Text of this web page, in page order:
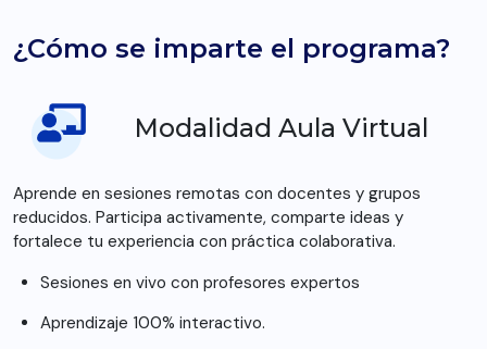
¿Cómo se imparte el programa?
Modalidad Aula Virtual
Aprende en sesiones remotas con docentes y grupos
reducidos. Participa activamente, comparte ideas y
fortalece tu experiencia con práctica colaborativa.
Sesiones en vivo con profesores expertos
Aprendizaje 100% interactivo.